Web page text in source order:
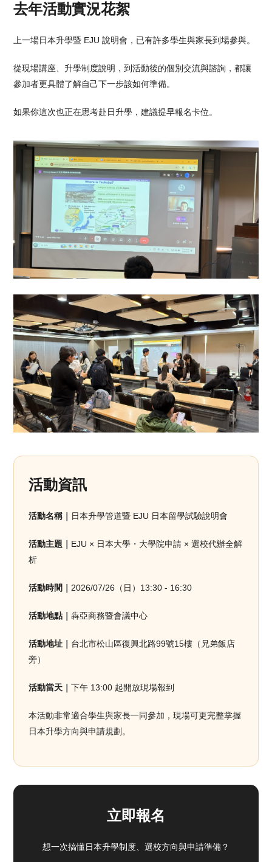
去年活動實況花絮
上一場日本升學暨 EJU 說明會，已有許多學生與家長到場參與。
從現場講座、升學制度說明，到活動後的個別交流與諮詢，都讓
參加者更具體了解自己下一步該如何準備。
如果你這次也正在思考赴日升學，建議提早報名卡位。
活動資訊
活動名稱｜ 日本升學管道暨 EJU 日本留學試驗說明會
活動主題｜ EJU × 日本大學・大學院申請 × 選校代辦全解
析
活動時間｜ 2026/07/26（日）13:30 - 16:30
活動地點｜犇亞商務暨會議中心
活動地址｜ 台北市松山區復興北路99號15樓（兄弟飯店
旁）
活動當天｜下午 13:00 起開放現場報到
本活動非常適合學生與家長一同參加，現場可更完整掌握
日本升學方向與申請規劃。
立即報名
想一次搞懂日本升學制度、選校方向與申請準備？